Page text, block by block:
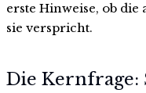
erste Hinweise, ob
sie verspricht.
Die Kernfrage: